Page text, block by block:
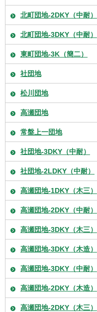
北町団地-2DKY（中耐）
北町団地-3DKY（中耐）
東町団地-3K（簡二）
社団地
松川団地
高瀬団地
常盤上一団地
社団地-3DKY（中耐）
社団地-2LDKY（中耐）
高瀬団地-1DKY（木三）
高瀬団地-2DKY（中耐）
高瀬団地-3DKY（木三）
高瀬団地-3DKY（木造）
高瀬団地-3DKY（中耐）
高瀬団地-2DKY（木造）
高瀬団地-2DKY（木三）